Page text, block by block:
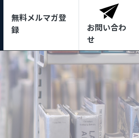
無料メルマガ登
録
お問い合わ
せ